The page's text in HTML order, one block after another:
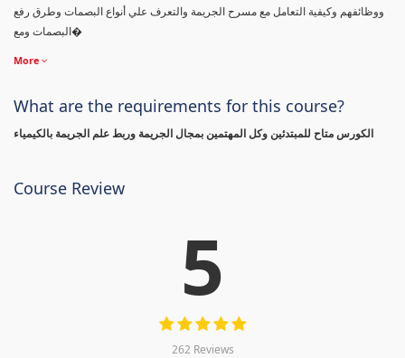
ووظائفهم وكيفية التعامل مع مسرح الجريمة والتعرف علي أنواع البصمات وطرق رفع
البصمات ومع�
More
What are the requirements for this course?
الكورس متاح للمبتدئين وكل المهتمين بمجال الجريمة وربط علم الجريمة بالكيمياء
Course Review
5
262 Reviews